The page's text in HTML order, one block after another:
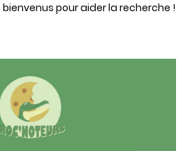
pour aider la recherche !